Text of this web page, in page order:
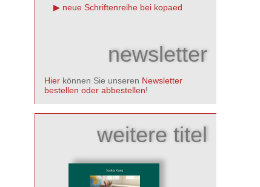
neue Schriftenreihe bei kopaed
newsletter
Hier können Sie unseren Newsletter
bestellen oder abbestellen!
weitere titel